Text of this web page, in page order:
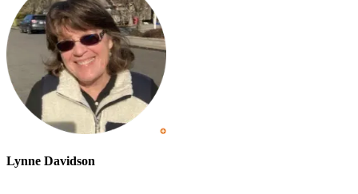
Lynne Davidson